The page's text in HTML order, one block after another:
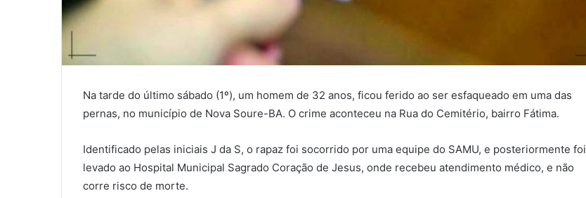
Na tarde do último sábado (1º), um homem de 32 anos, ficou ferido ao ser esfaqueado em uma das
pernas, no município de Nova Soure-BA. O crime aconteceu na Rua do Cemitério, bairro Fátima.
Identificado pelas iniciais J da S, o rapaz foi socorrido por uma equipe do SAMU, e posteriormente foi
levado ao Hospital Municipal Sagrado Coração de Jesus, onde recebeu atendimento médico, e não
corre risco de morte.